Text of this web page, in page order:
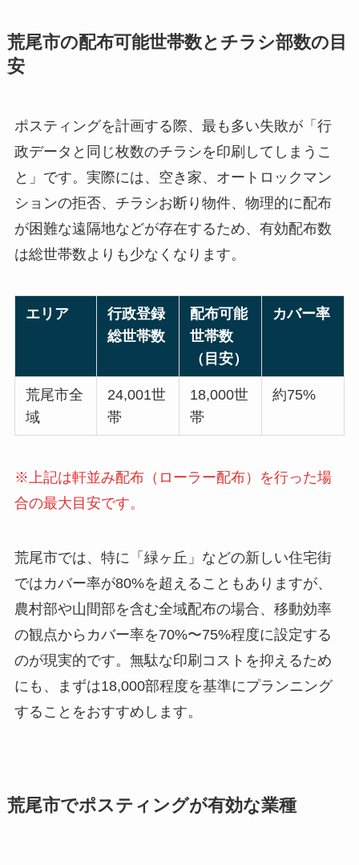
荒尾市の配布可能世帯数とチラシ部数の目
安
ポスティングを計画する際、最も多い失敗が「行
政データと同じ枚数のチラシを印刷してしまうこ
と」です。実際には、空き家、オートロックマン
ションの拒否、チラシお断り物件、物理的に配布
が困難な遠隔地などが存在するため、有効配布数
は総世帯数よりも少なくなります。
エリア
行政登録
総世帯数
配布可能
世帯数
（目安）
カバー率
荒尾市全
域
24,001世
帯
18,000世
帯
約75%
※上記は軒並み配布（ローラー配布）を行った場
合の最大目安です。
荒尾市では、特に「緑ヶ丘」などの新しい住宅街
ではカバー率が80%を超えることもありますが、
農村部や山間部を含む全域配布の場合、移動効率
の観点からカバー率を70%〜75%程度に設定する
のが現実的です。無駄な印刷コストを抑えるため
にも、まずは18,000部程度を基準にプランニング
することをおすすめします。
荒尾市でポスティングが有効な業種